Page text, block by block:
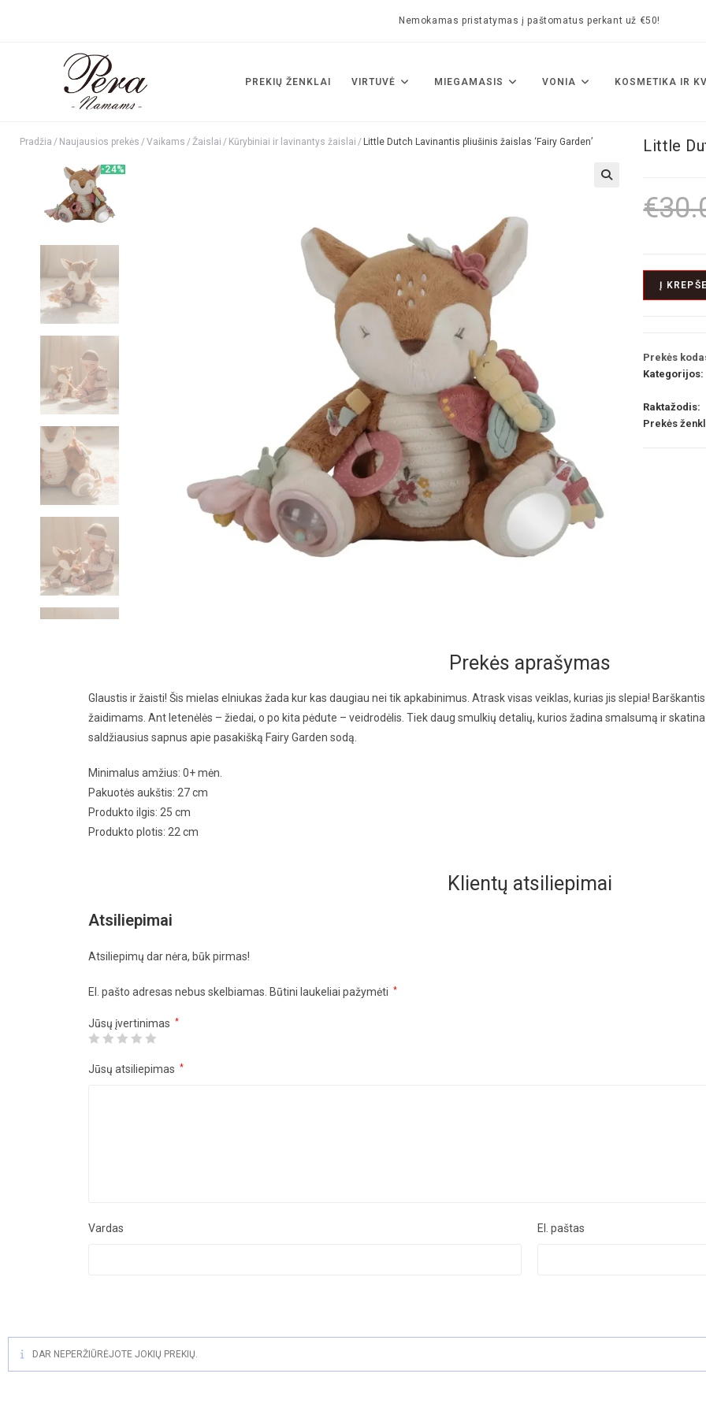
Nemokamas pristatymas į paštomatus perkant už €50!
PREKIŲ ŽENKLAI VIRTUVĖ MIEGAMASIS VONIA KOSMETIKA IR
Pradžia / Naujausios prekės /Vaikams /Žaislai / Kūrybiniai ir lavinantys žaislai / Little Dutch Lavinantis pliušinis žaislas ‘Fairy Garden’
-24%
Little
€
Į
Prekės
Kategorijos:
Raktažodis:
Prekės
Prekės aprašymas
Glaustis ir žaisti! Šis mielas elniukas žada kur kas daugiau nei tik apkabinimus. Atrask visas veiklas, kurias jis slepia!
žaidimams. Ant letenėlės – žiedai, o po kita pėdute – veidrodėlis. Tiek daug smulkių detalių, kurios žadina smalsumą ir
saldžiausius sapnus apie pasakišką Fairy Garden sodą.
Minimalus amžius: 0+ mėn.
Pakuotės aukštis: 27 cm
Produkto ilgis: 25 cm
Produkto plotis: 22 cm
Klientų atsiliepimai
Atsiliepimai
Atsiliepimų dar nėra, būk pirmas!
El. pašto adresas nebus skelbiamas. Būtini laukeliai pažymėti *
Jūsų įvertinimas *
Jūsų atsiliepimas *
Vardas El. paštas
DAR NEPERŽIŪRĖJOTE JOKIŲ PREKIŲ.